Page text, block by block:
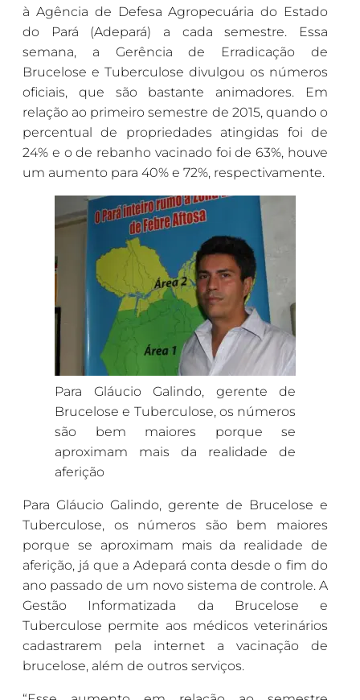
à Agência de Defesa Agropecuária do Estado
do Pará (Adepará) a cada semestre. Essa
semana, a Gerência de Erradicação de
Brucelose e Tuberculose divulgou os números
oficiais, que são bastante animadores. Em
relação ao primeiro semestre de 2015, quando o
percentual de propriedades atingidas foi de
24% e o de rebanho vacinado foi de 63%, houve
um aumento para 40% e 72%, respectivamente.
Para Gláucio Galindo, gerente de
Brucelose e Tuberculose, os números
são bem maiores porque se
aproximam mais da realidade de
aferição
Para Gláucio Galindo, gerente de Brucelose e
Tuberculose, os números são bem maiores
porque se aproximam mais da realidade de
aferição, já que a Adepará conta desde o fim do
ano passado de um novo sistema de controle. A
Gestão Informatizada da Brucelose e
Tuberculose permite aos médicos veterinários
cadastrarem pela internet a vacinação de
brucelose, além de outros serviços.